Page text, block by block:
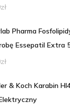
zł
Pharma
Essepatil Extra
zł
& Koch Karabin